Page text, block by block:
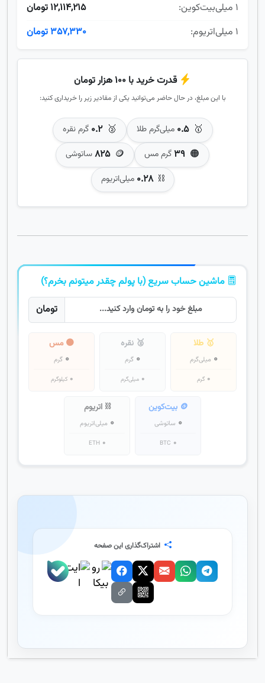
۱ میلی‌بیت‌کوین:
12,114,215 تومان
۱ میلی‌اتریوم:
357,330 تومان
قدرت خرید با ۱۰۰ هزار تومان
با این مبلغ، در حال حاضر می‌توانید یکی از مقادیر زیر را خریداری کنید:
🥇 ۰.۵ میلی‌گرم طلا 🥈 ۰.۲ گرم نقره
🟠 ۳۹گرم مس 🪙 ۸۲۵ساتوشی
⛓️ ۰.۲۸ میلی‌اتریوم
ماشین حساب سریع (با پولم چقدر میتونم بخرم؟)
تومان
🥇 طلا
۰ میلی‌گرم
۰ گرم
🥈 نقره
۰ گرم
۰ میلی‌گرم
🟠 مس
۰ گرم
۰ کیلوگرم
🪙 بیت‌کوین
۰ ساتوشی
۰ BTC
⛓️ اتریوم
۰ میلی‌اتریوم
۰ ETH
اشتراک‌گذاری این صفحه